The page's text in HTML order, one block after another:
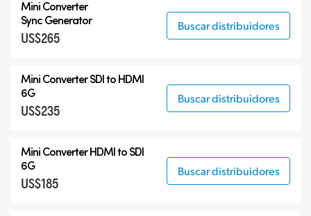
Mini Converter
Sync Generator
US$265
Buscar distribuidores
Mini Converter SDI to HDMI
6G
US$235
Buscar distribuidores
Mini Converter HDMI to SDI
6G
US$185
Buscar distribuidores